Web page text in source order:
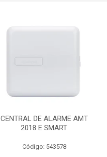
CENTRAL DE ALARME AMT
2018 E SMART
Código: 543578